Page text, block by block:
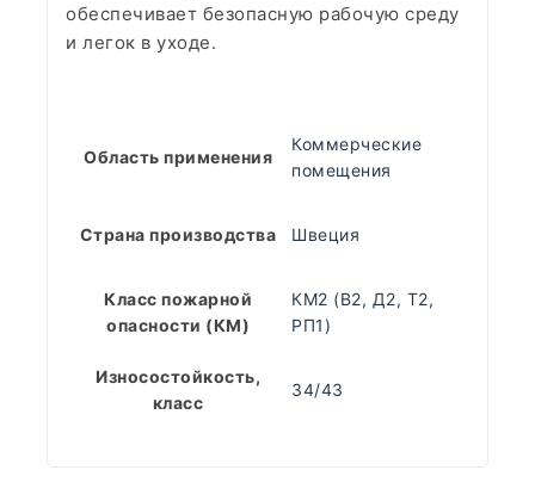
обеспечивает безопасную рабочую среду
и легок в уходе.
Область применения
Коммерческие
помещения
Страна производства Швеция
Класс пожарной
опасности (КМ)
КМ2 (В2, Д2, Т2,
РП1)
Износостойкость,
класс
34/43